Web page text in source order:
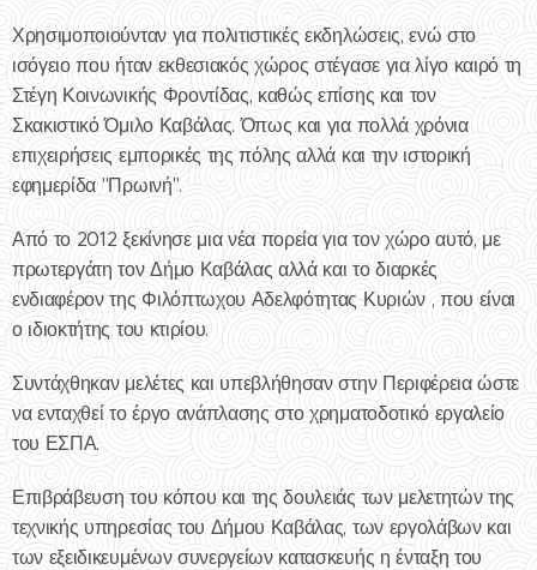
Χρησιμοποιούνταν για πολιτιστικές εκδηλώσεις, ενώ στο
ισόγειο που ήταν εκθεσιακός χώρος στέγασε για λίγο καιρό τη
Στέγη Κοινωνικής Φροντίδας, καθώς επίσης και τον
Σκακιστικό Όμιλο Καβάλας. Όπως και για πολλά χρόνια
επιχειρήσεις εμπορικές της πόλης αλλά και την ιστορική
εφημερίδα "Πρωινή".
Από το 2012 ξεκίνησε μια νέα πορεία για τον χώρο αυτό, με
πρωτεργάτη τον Δήμο Καβάλας αλλά και το διαρκές
ενδιαφέρον της Φιλόπτωχου Αδελφότητας Κυριών , που είναι
ο ιδιοκτήτης του κτιρίου.
Συντάχθηκαν μελέτες και υπεβλήθησαν στην Περιφέρεια ώστε
να ενταχθεί το έργο ανάπλασης στο χρηματοδοτικό εργαλείο
του ΕΣΠΑ.
Επιβράβευση του κόπου και της δουλειάς των μελετητών της
τεχνικής υπηρεσίας του Δήμου Καβάλας, των εργολάβων και
των εξειδικευμένων συνεργείων κατασκευής η ένταξη του